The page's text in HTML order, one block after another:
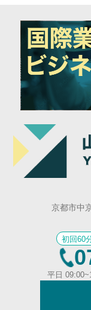
京都市中
初回60
平日